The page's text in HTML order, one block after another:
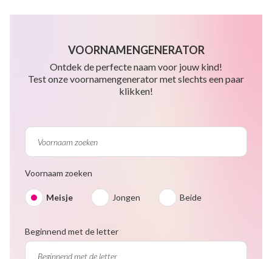
VOORNAMENGENERATOR
Ontdek de perfecte naam voor jouw kind!
Test onze voornamengenerator met slechts een paar
klikken!
Voornaam zoeken
Meisje Jongen Beide
Beginnend met de letter